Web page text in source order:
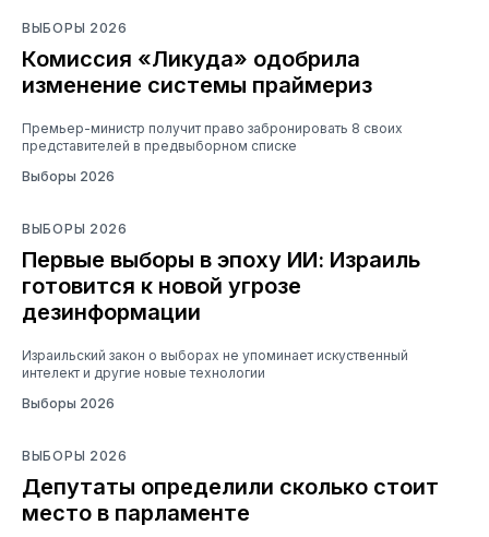
ВЫБОРЫ 2026
Комиссия «Ликуда» одобрила
изменение системы праймериз
Премьер-министр получит право забронировать 8 своих
представителей в предвыборном списке
Выборы 2026
ВЫБОРЫ 2026
Первые выборы в эпоху ИИ: Израиль
готовится к новой угрозе
дезинформации
Израильский закон о выборах не упоминает искуственный
интелект и другие новые технологии
Выборы 2026
ВЫБОРЫ 2026
Депутаты определили сколько стоит
место в парламенте